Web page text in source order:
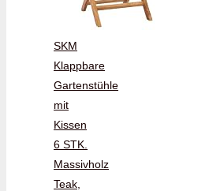
SKM
Klappbare
Gartenstühle
mit
Kissen
6 STK.
Massivholz
Teak,